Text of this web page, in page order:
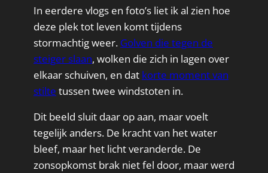
In eerdere vlogs en foto’s liet ik al zien hoe
deze plek tot leven komt tijdens
stormachtig weer. Golven die tegen de
steiger slaan, wolken die zich in lagen over
elkaar schuiven, en dat korte moment van
stilte tussen twee windstoten in.
Dit beeld sluit daar op aan, maar voelt
tegelijk anders. De kracht van het water
bleef, maar het licht veranderde. De
zonsopkomst brak niet fel door, maar werd